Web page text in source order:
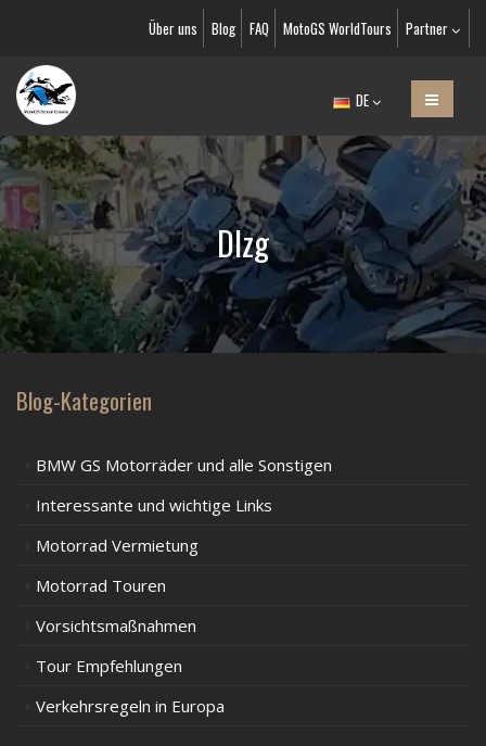
Über uns Blog FAQ MotoGS WorldTours Partner
DE
Dlzg
Blog-Kategorien
BMW GS Motorräder und alle Sonstigen
Interessante und wichtige Links
Motorrad Vermietung
Motorrad Touren
Vorsichtsmaßnahmen
Tour Empfehlungen
Verkehrsregeln in Europa